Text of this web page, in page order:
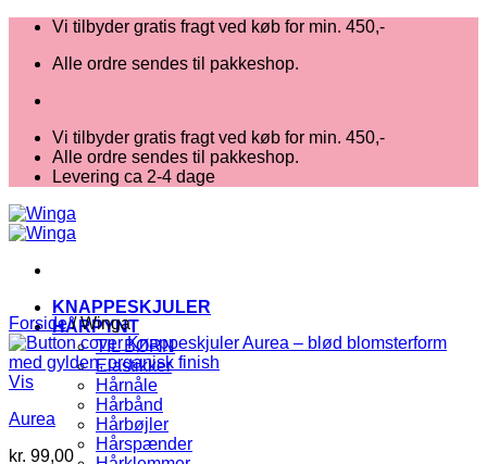
Fortsæt
indhold
Vi tilbyder gratis fragt ved køb for min. 450,-
Alle ordre sendes til pakkeshop.
Vi tilbyder gratis fragt ved køb for min. 450,-
Alle ordre sendes til pakkeshop.
Levering ca 2-4 dage
KNAPPESKJULER
HÅRPYNT
TIL BØRN
Elastikker
Hårnåle
Hårbånd
Hårbøjler
Hårspænder
Forside /Winga
Vis
Aurea
kr. 99,00